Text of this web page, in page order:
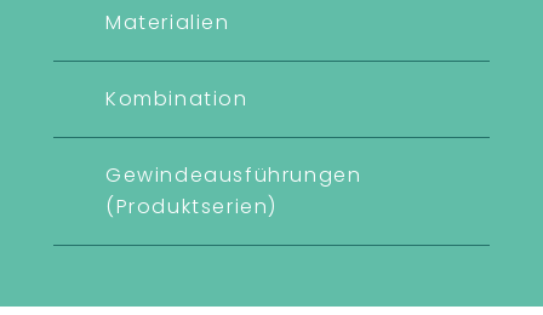
Materialien
Kombination
Gewindeausführungen
(Produktserien)